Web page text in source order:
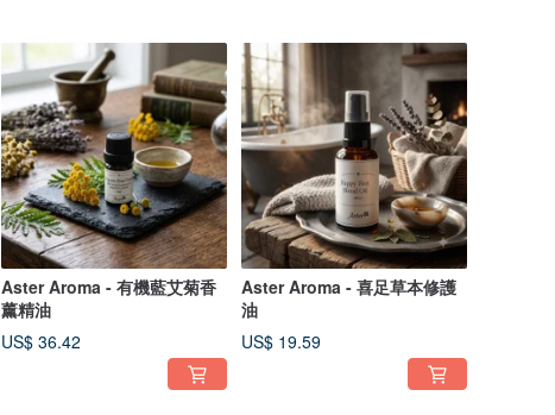
Aster Aroma - 有機藍艾菊香
薰精油
US$ 36.42
Aster Aroma - 喜足草本修護
油
US$ 19.59